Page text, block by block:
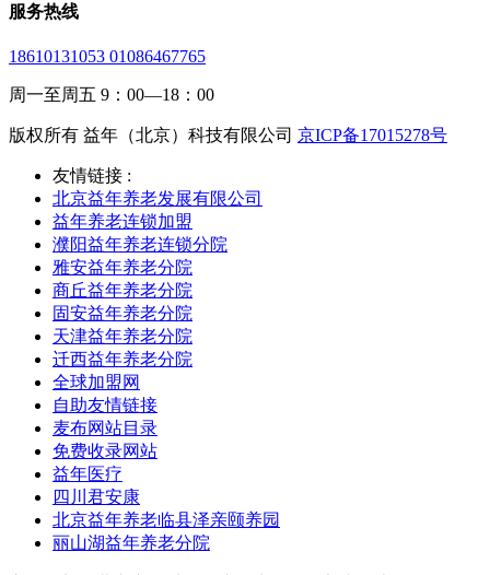
服务热线
18610131053 01086467765
周一至周五 9：00—18：00
版权所有 益年（北京）科技有限公司 京ICP备17015278号
友情链接 :
北京益年养老发展有限公司
益年养老连锁加盟
濮阳益年养老连锁分院
雅安益年养老分院
商丘益年养老分院
固安益年养老分院
天津益年养老分院
迁西益年养老分院
全球加盟网
自助友情链接
麦布网站目录
免费收录网站
益年医疗
四川君安康
北京益年养老临县泽亲颐养园
丽山湖益年养老分院